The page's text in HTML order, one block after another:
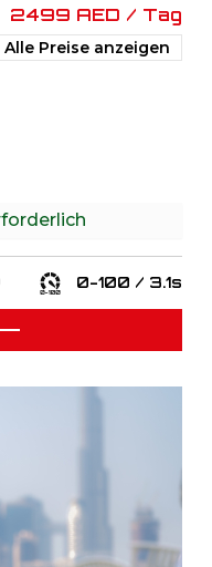
2499 AED / Tag
Alle Preise anzeigen
0-100 / 3.1s